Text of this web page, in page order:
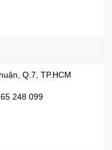
Q.7, TP.HCM
248 099